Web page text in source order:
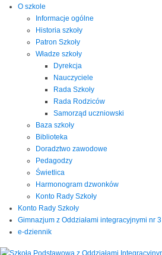
O szkole
Informacje ogólne
Historia szkoły
Patron Szkoły
Władze szkoły
Dyrekcja
Nauczyciele
Rada Szkoły
Rada Rodziców
Samorząd uczniowski
Baza szkoły
Biblioteka
Doradztwo zawodowe
Pedagodzy
Świetlica
Harmonogram dzwonków
Konto Rady Szkoły
Konto Rady Szkoły
Gimnazjum z Oddziałami integracyjnymi nr 3
e-dziennik